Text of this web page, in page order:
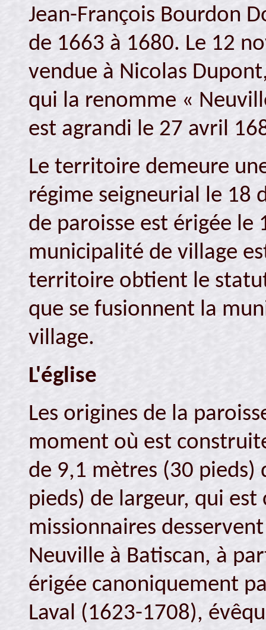
Jean-François Bourdon
de 1663 à 1680. Le 12
vendue à Nicolas
qui la renomme «
est agrandi le 27 avril
Le territoire demeure
régime seigneurial le 18
de paroisse est érigée
municipalité de village
territoire obtient le
que se fusionnent la
village.
L'église
Les origines de la
moment où est
de 9,1 mètres (30
pieds) de largeur, qui
missionnaires
Neuville à Batiscan, à
érigée canoniquement
Laval (1623-1708),